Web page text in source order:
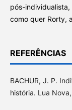
pós-
como quer Rorty,
REFERÊNCIAS
BACHUR, J. P.
história. Lua